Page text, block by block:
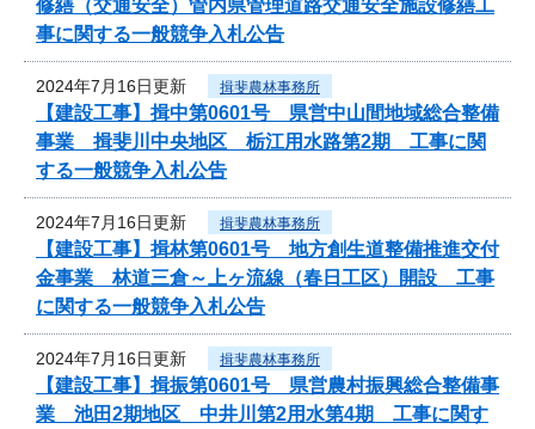
修繕（交通安全）管内県管理道路交通安全施設修繕工
事に関する一般競争入札公告
2024年7月16日更新 揖斐農林事務所
【建設工事】揖中第0601号 県営中山間地域総合整備
事業 揖斐川中央地区 栃江用水路第2期 工事に関
する一般競争入札公告
2024年7月16日更新 揖斐農林事務所
【建設工事】揖林第0601号 地方創生道整備推進交付
金事業 林道三倉～上ヶ流線（春日工区）開設 工事
に関する一般競争入札公告
2024年7月16日更新 揖斐農林事務所
【建設工事】揖振第0601号 県営農村振興総合整備事
業 池田2期地区 中井川第2用水第4期 工事に関す